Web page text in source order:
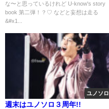
な〜と思っているけれど U-know's story
book 第二弾！？♡ などと妄想は走る
&#x1...
ユノソロ
週末はユノソロ３周年!!